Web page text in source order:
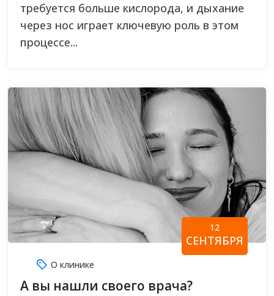
требуется больше кислорода, и дыхание
через нос играет ключевую роль в этом
процессе...
12
СЕНТЯБРЯ
О клинике
А вы нашли своего врача?